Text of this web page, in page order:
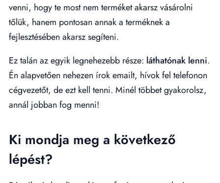
venni, hogy te most nem terméket akarsz vásárolni
tőlük, hanem pontosan annak a terméknek a
fejlesztésében akarsz segíteni.
Ez talán az egyik legnehezebb része: láthatónak lenni.
Én alapvetően nehezen írok emailt, hívok fel telefonon
cégvezetőt, de ezt kell tenni. Minél többet gyakorolsz,
annál jobban fog menni!
Ki mondja meg a következő
lépést?